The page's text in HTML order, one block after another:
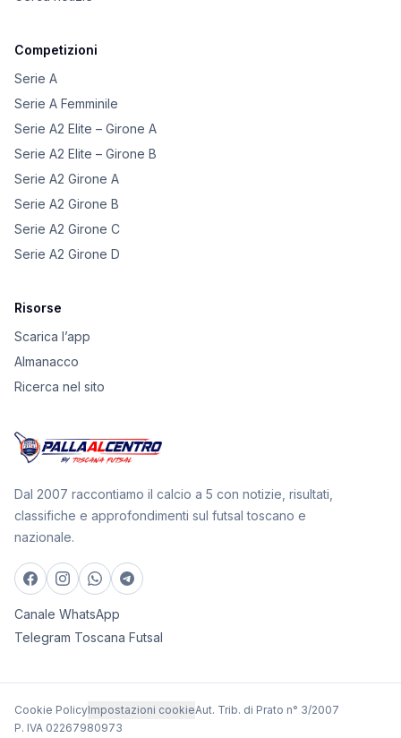
Competizioni
Serie A
Serie A Femminile
Serie A2 Elite – Girone A
Serie A2 Elite – Girone B
Serie A2 Girone A
Serie A2 Girone B
Serie A2 Girone C
Serie A2 Girone D
Risorse
Scarica l’app
Almanacco
Ricerca nel sito
Dal 2007 raccontiamo il calcio a 5 con notizie, risultati,
classifiche e approfondimenti sul futsal toscano e
nazionale.
Canale WhatsApp
Telegram Toscana Futsal
Cookie PolicyImpostazioni cookieAut. Trib. di Prato n° 3/2007
P. IVA 02267980973